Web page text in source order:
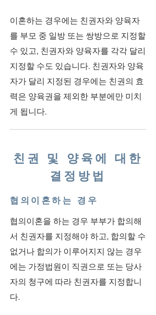
이혼하는 경우에는 친권자와 양육자
를 부모 중 일방 또는 쌍방으로 지정할
수 있고, 친권자와 양육자를 각각 달리
지정할 수도 있습니다. 친권자와 양육
자가 달리 지정된 경우에는 친권의 효
력은 양육권을 제외한 부분에만 미치
게 됩니다.
친권 및 양육에 대한
결정방법
협의이혼하는 경우
협의이혼을 하는 경우 부부가 합의해
서 친권자를 지정해야 하고, 합의할 수
없거나 합의가 이루어지지 않는 경우
에는 가정법원이 직권으로 또는 당사
자의 청구에 따라 친권자를 지정합니
다.